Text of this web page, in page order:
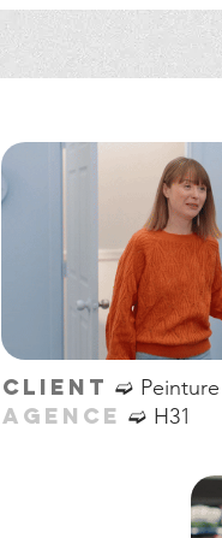
CLIENT ➫
AGENCE ➫ H31